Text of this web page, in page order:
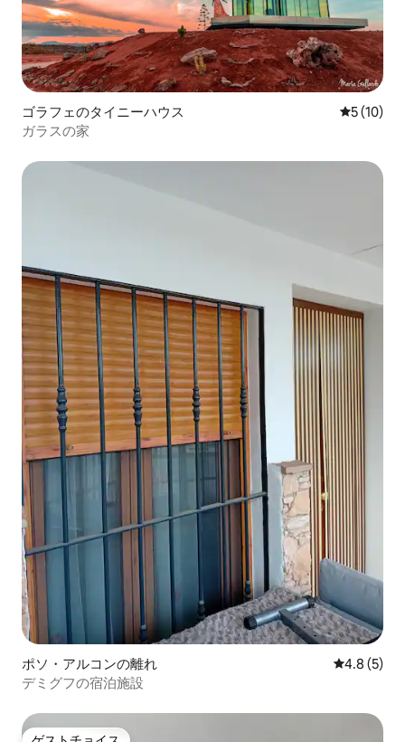
ゴラフェのタイニーハウス レビュー
5 (10)
ガラスの家
ポソ・アルコンの離れ レビュー5
4.8 (5)
デミグフの宿泊施設